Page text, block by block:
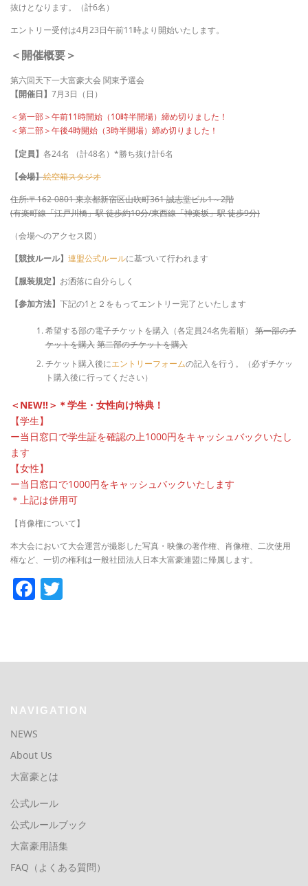
抜けとなります。（計6名）
エントリー受付は4月23日午前11時より開始いたします。
＜開催概要＞
第六回天下一大富豪大会 関東予選会
【開催日】 7月3日（日）
＜第一部＞午前11時開始（10時半開場）締め切りました！
＜第二部＞午後4時開始（3時半開場）締め切りました！
【定員】 各24名 （計48名）*勝ち抜け計6名
【会場】絵空箱スタジオ
住所:〒162-0801 東京都新宿区山吹町361 誠志堂ビル1～2階
(有楽町線「江戸川橋」駅 徒歩約10分/東西線「神楽坂」駅 徒歩9分)
（会場へのアクセス図）
【競技ルール】 連盟公式ルールに基づいて行われます
【服装規定】 お洒落に自分らしく
【参加方法】 下記の1と２をもってエントリー完了といたします
希望する部の電子チケットを購入（各定員24名先着順）第一部のチ
ケットを購入第二部のチケットを購入
チケット購入後にエントリーフォームの記入を行う。（必ずチケッ
ト購入後に行ってください）
＜NEW!!＞＊学生・女性向け特典！
【学生】
ー当日窓口で学生証を確認の上1000円をキャッシュバックいたし
ます
【女性】
ー当日窓口で1000円をキャッシュバックいたします
＊上記は併用可
【肖像権について】
本大会において大会運営が撮影した写真・映像の著作権、肖像権、二次使用
権など、一切の権利は一般社団法人日本大富豪連盟に帰属します。
Facebook
NAVIGATION
NEWS
About Us
大富豪とは
公式ルール
公式ルールブック
大富豪用語集
FAQ（よくある質問）